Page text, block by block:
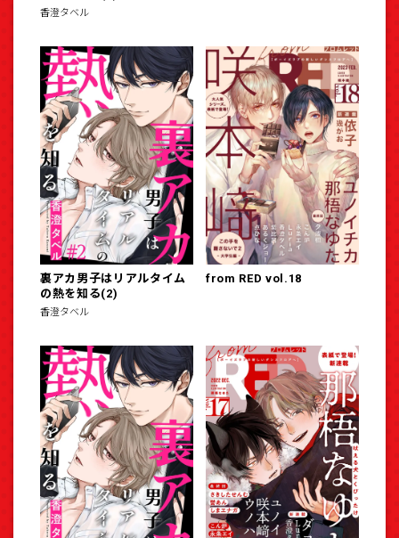
香澄タベル
裏アカ男子はリアルタイム
の熱を知る(2)
香澄タベル
from RED vol.18